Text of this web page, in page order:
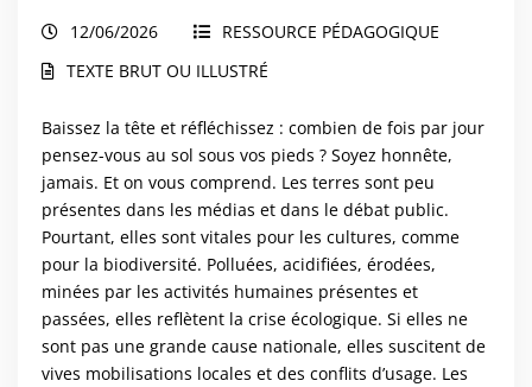
12/06/2026
RESSOURCE PÉDAGOGIQUE
TEXTE BRUT OU ILLUSTRÉ
Baissez la tête et réfléchissez : combien de fois par jour
pensez-vous au sol sous vos pieds ? Soyez honnête,
jamais. Et on vous comprend. Les terres sont peu
présentes dans les médias et dans le débat public.
Pourtant, elles sont vitales pour les cultures, comme
pour la biodiversité. Polluées, acidifiées, érodées,
minées par les activités humaines présentes et
passées, elles reflètent la crise écologique. Si elles ne
sont pas une grande cause nationale, elles suscitent de
vives mobilisations locales et des conflits d’usage. Les